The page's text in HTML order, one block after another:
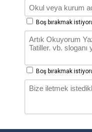
Boş bırakmak
Boş bırakmak